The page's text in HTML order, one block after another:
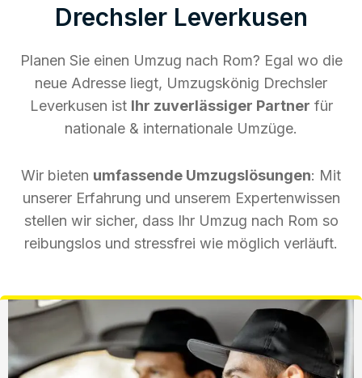
Drechsler Leverkusen
Planen Sie einen Umzug nach Rom? Egal wo die
neue Adresse liegt, Umzugskönig Drechsler
Leverkusen ist Ihr zuverlässiger Partner für
nationale & internationale Umzüge.
Wir bieten umfassende Umzugslösungen: Mit
unserer Erfahrung und unserem Expertenwissen
stellen wir sicher, dass Ihr Umzug nach Rom so
reibungslos und stressfrei wie möglich verläuft.